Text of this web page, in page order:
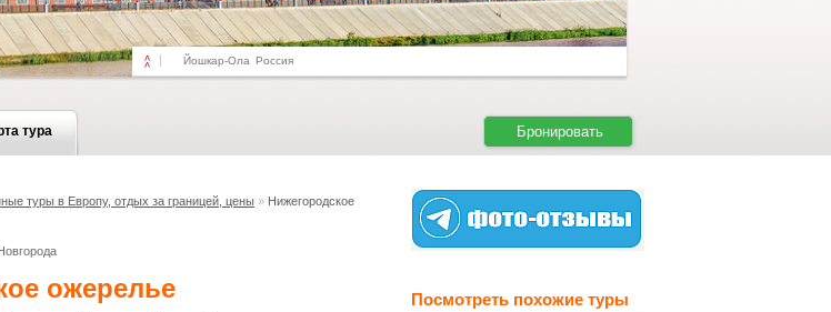
Йошкар-Ола Россия
тура Бронировать
туры в Европу, отдых за границей, цены » Нижегородское
ожерелье Посмотреть похожие туры